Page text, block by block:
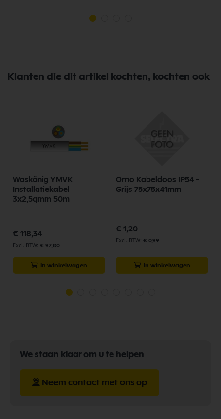
Klanten die dit artikel kochten, kochten ook
Waskönig YMVK
Installatiekabel
3x2,5qmm 50m
€ 118,34
€ 97,80
In winkelwagen
Orno Kabeldoos IP54 -
Grijs 75x75x41mm
€ 1,20
€ 0,99
In winkelwagen
We staan klaar om u te helpen
Neem contact met ons op